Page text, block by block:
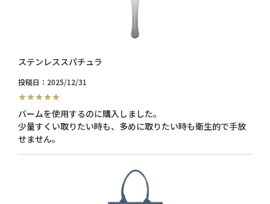
ステンレススパチュラ
投稿日 2025/12/31
バームを使用するのに購入しました。
少量すくい取りたい時も、多めに取りたい時も衛生的で手放
せません。